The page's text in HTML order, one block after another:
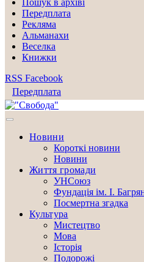
Пошук в архіві
Передплата
Рекляма
Альманахи
Веселка
Книжки
RSS Facebook
Передплата
Новини
Короткі новини
Новини
Життя громади
УНСоюз
Фундація ім. І.
Посмертна згадка
Культура
Мистецтво
Мова
Історія
Подорожі